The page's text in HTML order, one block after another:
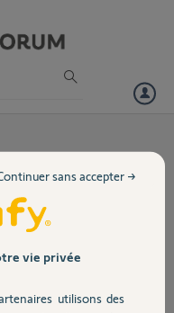
Moteur simu
de savoir si cela était
Hz
vie privée
utilisons des
sans accepter →